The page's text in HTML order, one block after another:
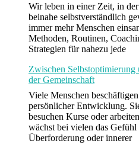
Wir leben in einer Zeit, in
beinahe selbstverständlich
immer mehr Menschen
Methoden, Routinen,
Strategien für nahezu jede
Zwischen
der Gemeinschaft
Viele Menschen
persönlicher Entwicklung.
besuchen Kurse oder
wächst bei vielen das
Überforderung oder innerer